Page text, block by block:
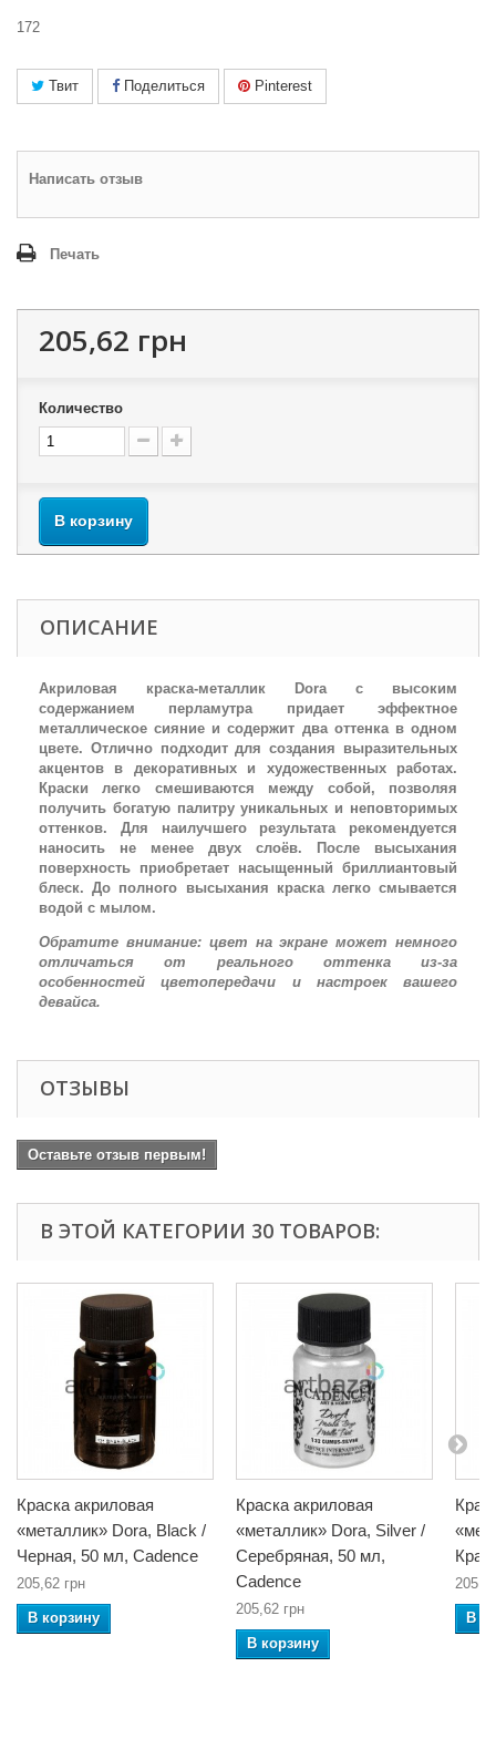
172
Твит Поделиться Pinterest
Написать отзыв
Печать
205,62 грн
Количество
В корзину
ОПИСАНИЕ
Акриловая краска-металлик Dora с высоким
содержанием перламутра придает эффектное
металлическое сияние и содержит два оттенка в одном
цвете. Отлично подходит для создания выразительных
акцентов в декоративных и художественных работах.
Краски легко смешиваются между собой, позволяя
получить богатую палитру уникальных и неповторимых
оттенков. Для наилучшего результата рекомендуется
наносить не менее двух слоёв. После высыхания
поверхность приобретает насыщенный бриллиантовый
блеск. До полного высыхания краска легко смывается
водой с мылом.
Обратите внимание: цвет на экране может немного
отличаться от реального оттенка из-за
особенностей цветопередачи и настроек вашего
девайса.
ОТЗЫВЫ
Оставьте отзыв первым!
В ЭТОЙ КАТЕГОРИИ 30 ТОВАРОВ:
Краска акриловая
«металлик» Dora, Black /
Черная, 50 мл, Cadence
205,62 грн
В корзину
Краска акриловая
«металлик» Dora, Silver /
Серебряная, 50 мл,
Cadence
205,62 грн
В корзину
В